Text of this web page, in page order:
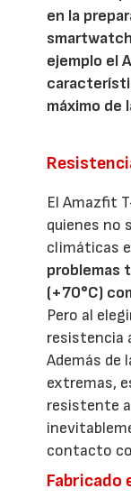
en la
ejemplo el
máximo de
El Amazfit
quienes no
climáticas
problemas
(+70°C)
Pero al
resistencia
Además de
extremas,
resistente
contacto
Fabricado